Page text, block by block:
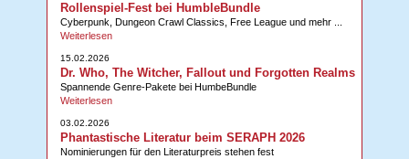
Rollenspiel-Fest bei HumbleBundle
Cyberpunk, Dungeon Crawl Classics, Free League und mehr ...
Weiterlesen
15.02.2026
Dr. Who, The Witcher, Fallout und Forgotten Realms
Spannende Genre-Pakete bei HumbeBundle
Weiterlesen
03.02.2026
Phantastische Literatur beim SERAPH 2026
Nominierungen für den Literaturpreis stehen fest